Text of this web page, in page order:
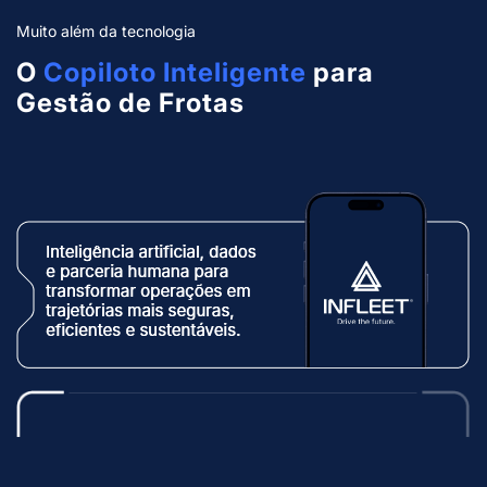
Muito além da tecnologia
O Copiloto Inteligente para
Gestão de Frotas